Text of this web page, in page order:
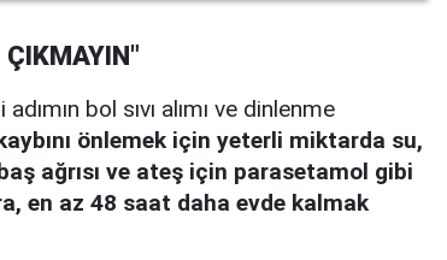
bol sıvı alımı ve dinlenme
kaybını önlemek için yeterli miktarda su,
ağrısı ve ateş için parasetamol gibi
en az 48 saat daha evde kalmak